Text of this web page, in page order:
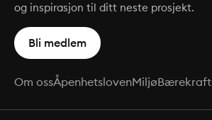
og inspirasjon til ditt neste prosjekt.
Bli medlem
Om ossÅpenhetslovenMiljøBærekraft